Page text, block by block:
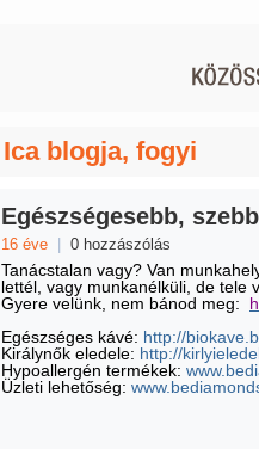
Ica blogja, fogyi
Egészségesebb,
16 éve 0 hozzászólás
Tanácstalan vagy? Van
lettél, vagy munkanélküli, de tele
Gyere velünk, nem bánod meg:
Egészséges kávé: http://
Királynők eledele: http://
Hypoallergén termékek:
Üzleti lehetőség: